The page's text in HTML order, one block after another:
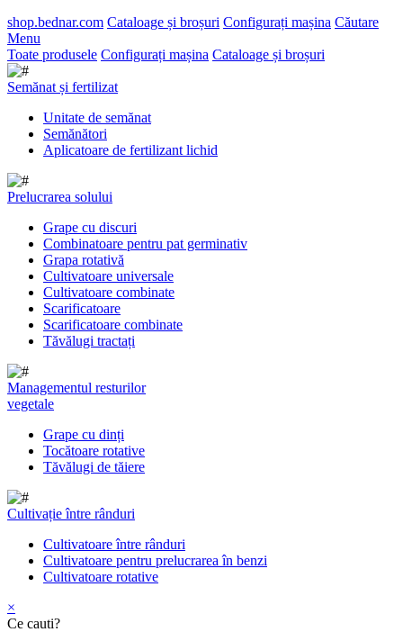
shop.bednar.com Cataloage și broșuri Configurați mașina Căutare
Menu
Toate produsele Configurați mașina Cataloage și broșuri
Semănat și fertilizat
Unitate de semănat
Semănători
Aplicatoare de fertilizant lichid
Prelucrarea solului
Grape cu discuri
Combinatoare pentru pat germinativ
Grapa rotativă
Cultivatoare universale
Cultivatoare combinate
Scarificatoare
Scarificatoare combinate
Tăvălugi tractați
Managementul resturilor
vegetale
Grape cu dinți
Tocătoare rotative
Tăvălugi de tăiere
Cultivație între rânduri
Cultivatoare între rânduri
Cultivatoare pentru prelucrarea în benzi
Cultivatoare rotative
×
Ce cauti?